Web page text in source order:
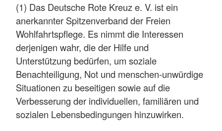
(1) Das Deutsche Rote Kreuz e. V. ist ein
anerkannter Spitzenverband der Freien
Wohlfahrtspflege. Es nimmt die Interessen
derjenigen wahr, die der Hilfe und
Unterstützung bedürfen, um soziale
Benachteiligung, Not und menschen-unwürdige
Situationen zu beseitigen sowie auf die
Verbesserung der individuellen, familiären und
sozialen Lebensbedingungen hinzuwirken.